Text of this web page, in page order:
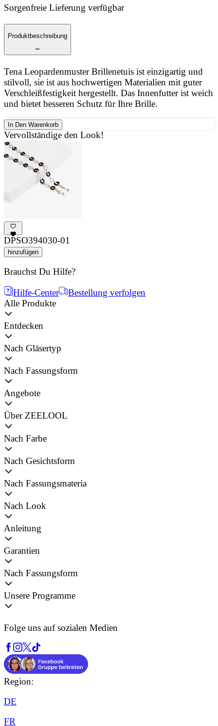
Sorgenfreie Lieferung verfügbar
Produktbeschreibung
Tena Leopardenmuster Brillenetuis ist einzigartig und
stilvoll, sie ist aus hochwertigen Materialien mit guter
Verschleißfestigkeit hergestellt. Das Innenfutter ist weich
und bietet besseren Schutz für Ihre Brille.
In Den Warenkorb
Vervollständige den Look!
DPSO394030-01
hinzufügen
Brauchst Du Hilfe?
Hilfe-Center
Bestellung verfolgen
Alle Produkte
Entdecken
Nach Gläsertyp
Nach Fassungsform
Angebote
Über ZEELOOL
Nach Farbe
Nach Gesichtsform
Nach Fassungsmateria
Nach Look
Anleitung
Garantien
Nach Fassungsform
Unsere Programme
Folge uns auf sozialen Medien
Region:
DE
FR